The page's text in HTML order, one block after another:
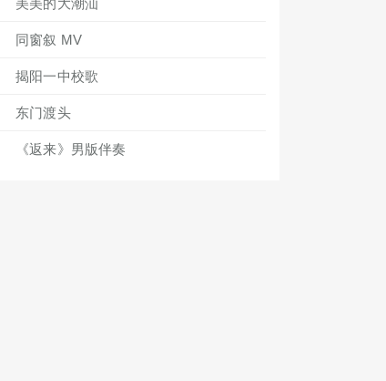
同窗叙 MV
揭阳一中校歌
东门渡头
《返来》男版伴奏